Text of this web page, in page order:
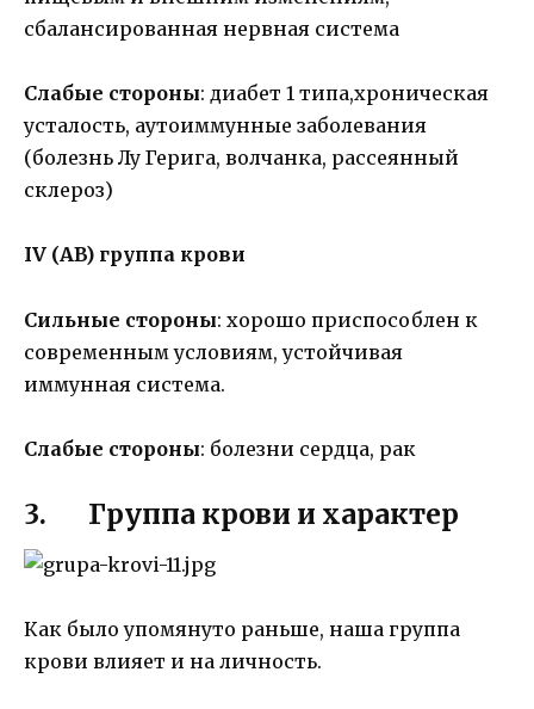
сбалансированная нервная система
Слабые стороны: диабет 1 типа,хроническая
усталость, аутоиммунные заболевания
(болезнь Лу Герига, волчанка, рассеянный
склероз)
IV (AB) группа крови
Сильные стороны: хорошо приспособлен к
современным условиям, устойчивая
иммунная система.
Слабые стороны: болезни сердца, рак
3. Группа крови и характер
Как было упомянуто раньше, наша группа
крови влияет и на личность.